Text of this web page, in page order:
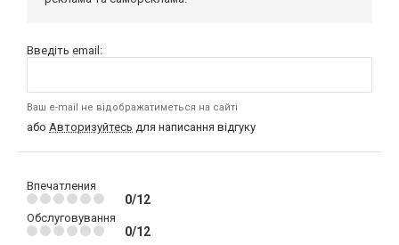
Введіть email:
Ваш e-mail не відображатиметься на сайті
або Авторизуйтесь для написання відгуку
Впечатления
0/12
Обслуговування
0/12